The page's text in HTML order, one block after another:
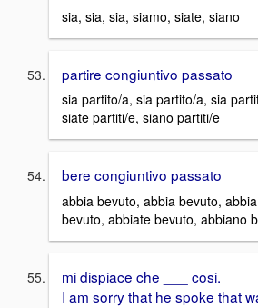
sia, sia, sia, siamo, siate, siano
partire congiuntivo passato
sia partito/a, sia partito/a, sia
siate partiti/e, siano partiti/e
bere congiuntivo passato
abbia bevuto, abbia bevuto,
bevuto, abbiate bevuto, abbiano
mi dispiace che ___ cosi.
I am sorry that he spoke that